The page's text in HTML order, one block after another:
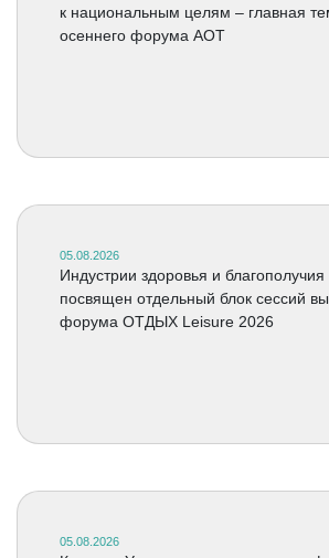
к национальным целям – главная
осеннего форума АОТ
05.08.2026
Индустрии здоровья и благополучия
посвящен отдельный блок сессий
форума ОТДЫХ Leisure 2026
05.08.2026